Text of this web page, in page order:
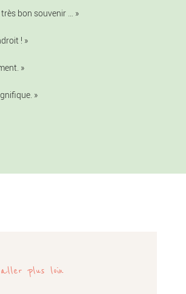
très bon souvenir … »
! »
»
»
plus loin